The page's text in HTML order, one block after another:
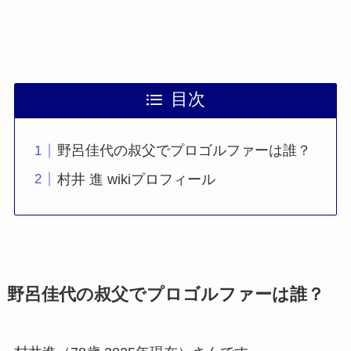
目次
野呂佳代の叔父でプロゴルファーは誰？
村井 進 wikiプロフィール
野呂佳代の叔父でプロゴルファーは誰？